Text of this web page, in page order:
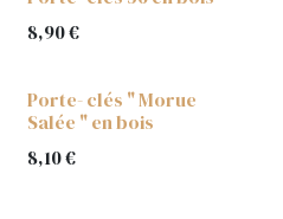
8,90€
Porte- clés " Morue
Salée " en bois
8,10€